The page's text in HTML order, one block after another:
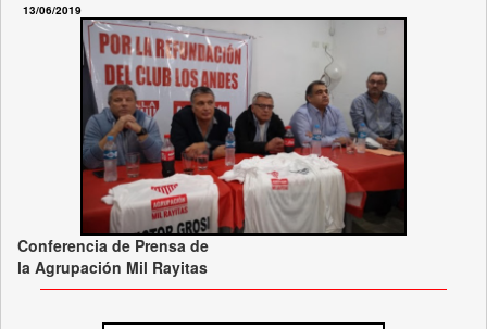
13/06/2019
Conferencia de Prensa de
la Agrupación Mil Rayitas